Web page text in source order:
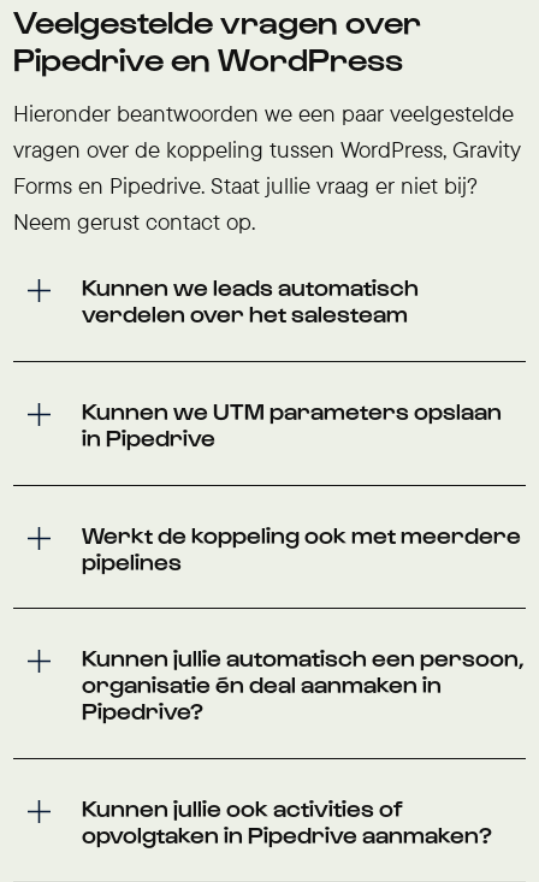
Veelgestelde vragen over
Pipedrive en WordPress
Hieronder beantwoorden we een paar veelgestelde
vragen over de koppeling tussen WordPress, Gravity
Forms en Pipedrive. Staat jullie vraag er niet bij?
Neem gerust contact op.
Kunnen we leads automatisch
verdelen over het salesteam
Kunnen we UTM parameters opslaan
in Pipedrive
Werkt de koppeling ook met meerdere
pipelines
Kunnen jullie automatisch een persoon,
organisatie én deal aanmaken in
Pipedrive?
Kunnen jullie ook activities of
opvolgtaken in Pipedrive aanmaken?